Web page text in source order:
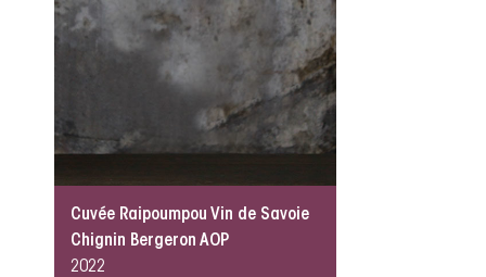
Cuvée Raipoumpou Vin de Savoie
Chignin Bergeron AOP
2022